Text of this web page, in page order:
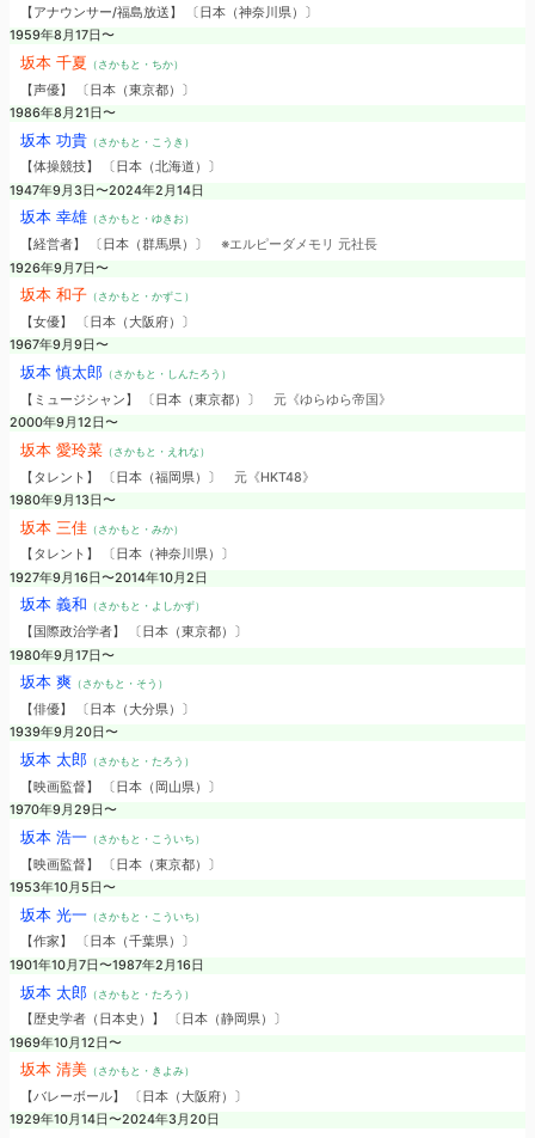
【アナウンサー/福島放送】 〔日本（神奈川県）〕
1959年8月17日〜
坂本 千夏 （さかもと・ちか）
【声優】 〔日本（東京都）〕
1986年8月21日〜
坂本 功貴（さかもと・こうき）
【体操競技】 〔日本（北海道）〕
1947年9月3日〜2024年2月14日
坂本 幸雄（さかもと・ゆきお）
【経営者】 〔日本（群馬県）〕 ※エルピーダメモリ 元社長
1926年9月7日〜
坂本 和子（さかもと・かずこ）
【女優】 〔日本（大阪府）〕
1967年9月9日〜
坂本 慎太郎（さかもと・しんたろう）
【ミュージシャン】 〔日本（東京都）〕 元《ゆらゆら帝国》
2000年9月12日〜
坂本 愛玲菜（さかもと・えれな）
【タレント】 〔日本（福岡県）〕 元《HKT48》
1980年9月13日〜
坂本 三佳（さかもと・みか）
【タレント】 〔日本（神奈川県）〕
1927年9月16日〜2014年10月2日
坂本 義和 （さかもと・よしかず）
【国際政治学者】 〔日本（東京都）〕
1980年9月17日〜
坂本 爽 （さかもと・そう）
【俳優】 〔日本（大分県）〕
1939年9月20日〜
坂本 太郎（さかもと・たろう）
【映画監督】 〔日本（岡山県）〕
1970年9月29日〜
坂本 浩一（さかもと・こういち）
【映画監督】 〔日本（東京都）〕
1953年10月5日〜
坂本 光一（さかもと・こういち）
【作家】 〔日本（千葉県）〕
1901年10月7日〜1987年2月16日
坂本 太郎（さかもと・たろう）
【歴史学者（日本史）】 〔日本（静岡県）〕
1969年10月12日〜
坂本 清美（さかもと・きよみ）
【バレーボール】 〔日本（大阪府）〕
1929年10月14日〜2024年3月20日